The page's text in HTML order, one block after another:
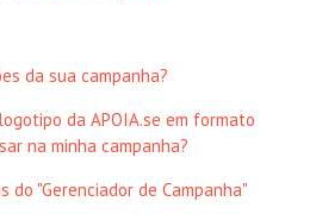
da sua campanha?
da APOIA.se em formato
na minha campanha?
"Gerenciador de Campanha"